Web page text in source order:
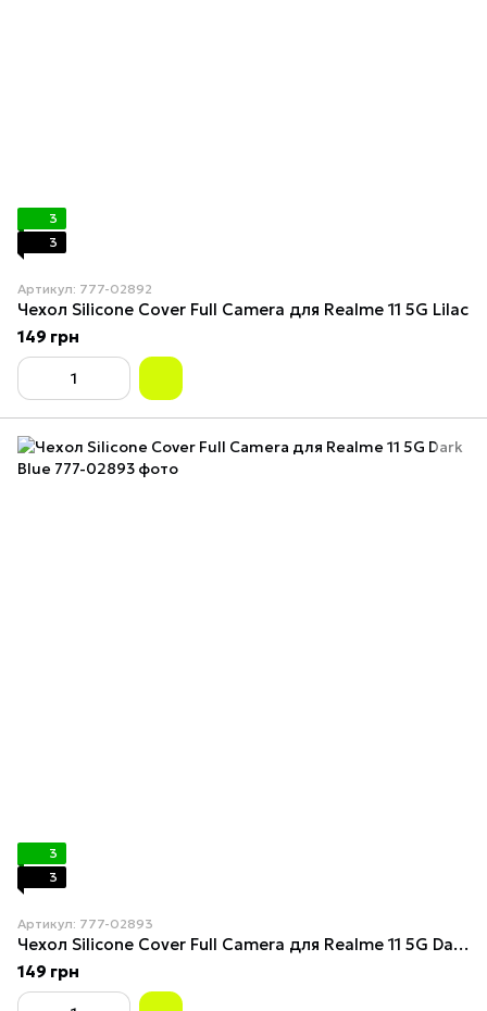
3
3
Артикул: 777-02892
Чехол Silicone Cover Full Camera для Realme 11 5G Lilac
149 грн
3
3
Артикул: 777-02893
Чехол Silicone Cover Full Camera для Realme 11 5G Dark Blue
149 грн